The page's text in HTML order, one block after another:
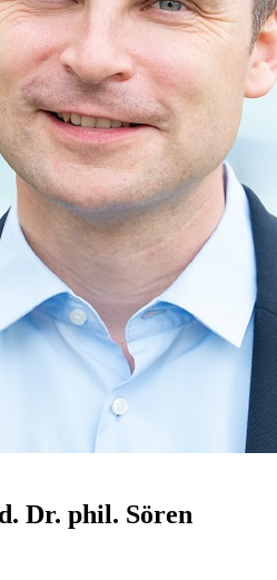
Dr. phil. Sören